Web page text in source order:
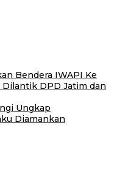
Bendera IWAPI Ke
DPD Jatim dan
Ungkap
Diamankan